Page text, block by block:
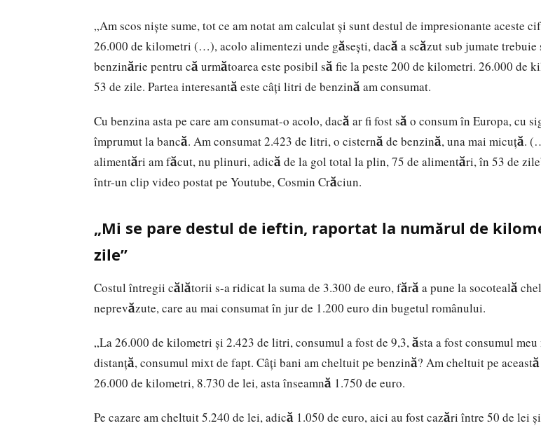
„Am scos nişte sume, tot ce am notat am calculat şi sunt destul de impresionante aceste
26.000 de kilometri (…), acolo alimentezi unde găseşti, dacă a scăzut sub jumate trebuie
benzinărie pentru că următoarea este posibil să fie la peste 200 de kilometri. 26.000 de
53 de zile. Partea interesantă este câţi litri de benzină am consumat.
Cu benzina asta pe care am consumat-o acolo, dacă ar fi fost să o consum în Europa, cu
împrumut la bancă. Am consumat 2.423 de litri, o cisternă de benzină, una mai micuţă.
alimentări am făcut, nu plinuri, adică de la gol total la plin, 75 de alimentări, în 53 de
într-un clip video postat pe Youtube, Cosmin Crăciun.
„Mi se pare destul de ieftin, raportat la numărul de
zile”
Costul întregii călătorii s-a ridicat la suma de 3.300 de euro, fără a pune la socoteală
neprevăzute, care au mai consumat în jur de 1.200 euro din bugetul românului.
„La 26.000 de kilometri şi 2.423 de litri, consumul a fost de 9,3, ăsta a fost consumul
distanţă, consumul mixt de fapt. Câţi bani am cheltuit pe benzină? Am cheltuit pe
26.000 de kilometri, 8.730 de lei, asta înseamnă 1.750 de euro.
Pe cazare am cheltuit 5.240 de lei, adică 1.050 de euro, aici au fost cazări între 50 de lei